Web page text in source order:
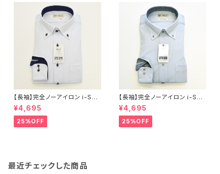
【長袖】完全ノーアイロン i-Shir
t｜ワイシャツ 形態安定 レギュ
ラーシルエット ボタンダウン ド
ビー メンズ ビジネス dhw397
a-bd-81 サックス
¥4,695
25%OFF
【長袖】完全ノーアイロン i-Shir
t｜ワイシャツ 形態安定 レギュ
ラーシルエット ボタンダウン ス
トライプ メンズ ビジネス dhw3
¥4,695
25%OFF
最近チェックした商品